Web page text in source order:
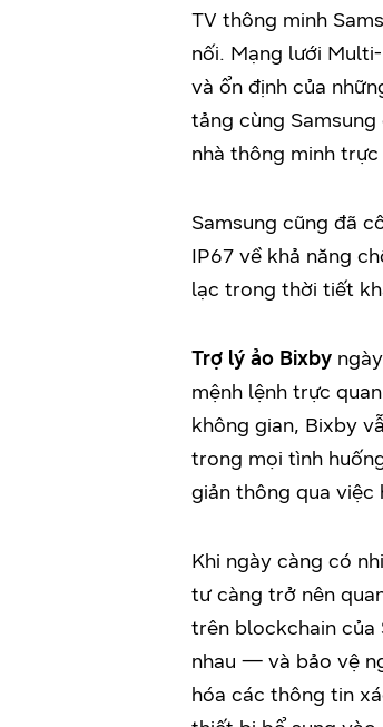
TV thông minh
nối. Mạng lưới
và ổn định của
tảng cùng
nhà thông minh
Samsung cũng đã
IP67 về khả năng
lạc trong thời tiết
Trợ lý ảo Bixby
mệnh lệnh trực
không gian, Bixby
trong mọi tình
giản thông qua việc
Khi ngày càng có
tư càng trở nên
trên blockchain của
nhau — và bảo vệ
hóa các thông tin